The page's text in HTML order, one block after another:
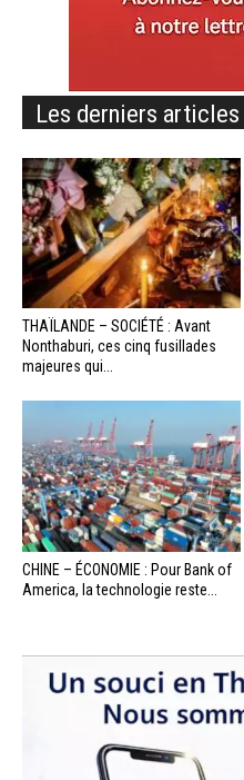
Les derniers articles
THAÏLANDE – SOCIÉTÉ : Avant
Nonthaburi, ces cinq fusillades
majeures qui...
CHINE – ÉCONOMIE : Pour Bank of
America, la technologie reste...